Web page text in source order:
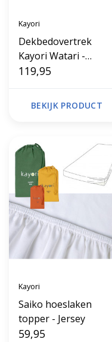
Kayori
Dekbedovertrek
Kayori Watari -
katoen en linnen
119,95
BEKIJK PRODUCT
Kayori
Saiko hoeslaken
topper - Jersey
59,95